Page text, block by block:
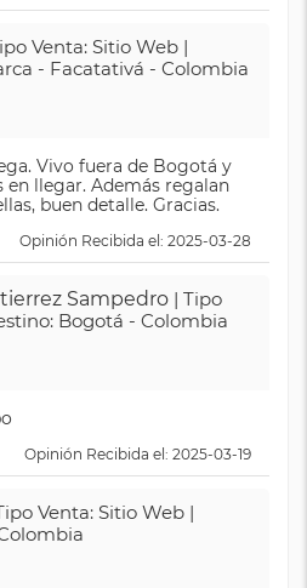
Venta: Sitio Web |
- Facatativá - Colombia
Vivo fuera de Bogotá y
en llegar. Además regalan
buen detalle. Gracias.
Opinión Recibida el: 2025-03-28
Sampedro | Tipo
Bogotá - Colombia
Opinión Recibida el: 2025-03-19
Venta: Sitio Web |